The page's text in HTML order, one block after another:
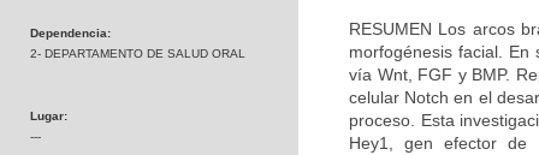
Dependencia:
2- DEPARTAMENTO DE SALUD ORAL
Lugar:
---
RESUMEN Los arcos
morfogénesis facial. En
vía Wnt, FGF y BMP.
celular Notch en el
proceso. Esta
Hey1, gen efector